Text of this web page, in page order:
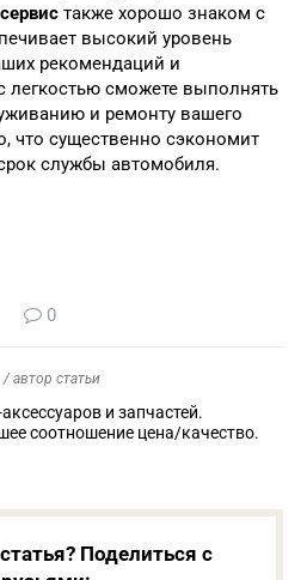
также хорошо знаком с
высокий уровень
рекомендаций и
легкостью сможете выполнять
и ремонту вашего
что существенно сэкономит
службы автомобиля.
0
/ автор статьи
и запчастей.
соотношение цена/качество.
Поделиться с